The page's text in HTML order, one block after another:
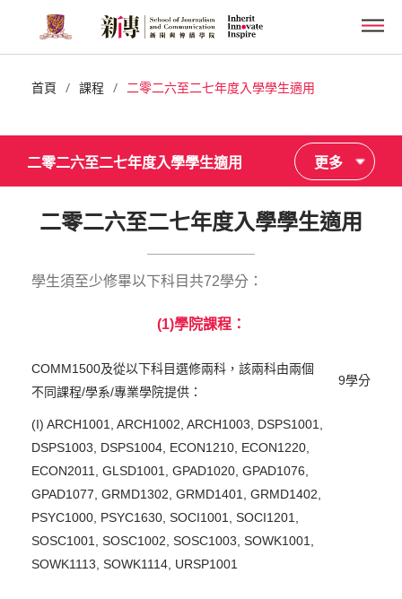
main
content首頁 / 課程 / 二零二六至二七年度入學學生適用
二零二六至二七年度入學學生適用 更多
二零二六至二七年度入學學生適用
學生須至少修畢以下科目共72學分：
(1)學院課程：
COMM1500及從以下科目選修兩科，該兩科由兩個
不同課程/學系/專業學院提供：
9學分
(I) ARCH1001, ARCH1002, ARCH1003, DSPS1001,
DSPS1003, DSPS1004, ECON1210, ECON1220,
ECON2011, GLSD1001, GPAD1020, GPAD1076,
GPAD1077, GRMD1302, GRMD1401, GRMD1402,
PSYC1000, PSYC1630, SOCI1001, SOCI1201,
SOSC1001, SOSC1002, SOSC1003, SOWK1001,
SOWK1113, SOWK1114, URSP1001